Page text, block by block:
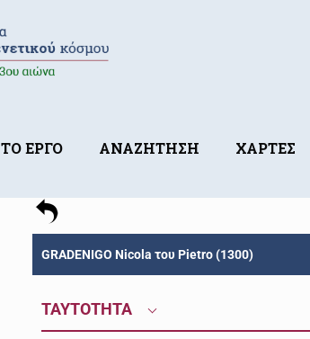
ΤΟ ΕΡΓΟ ΑΝΑΖΗΤΗΣΗ ΧΑΡΤΕΣ
GRADENIGO Nicola του Pietro (1300)
ΤΑΥΤΟΤΗΤΑ